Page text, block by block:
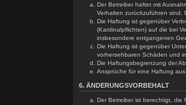
Der Betreiber haftet mit
Verhalten zurückzuführen sind.
Die Haftung ist gegenüber
(Kardinalpflichten) auf die bei
insbesondere entgangenen
Die Haftung ist gegenüber
vorhersehbaren Schäden und
Die Haftungsbegrenzung der
Ansprüche für eine Haftung
6. ÄNDERUNGSVORBEHALT
Der Betreiber ist berechtigt, die